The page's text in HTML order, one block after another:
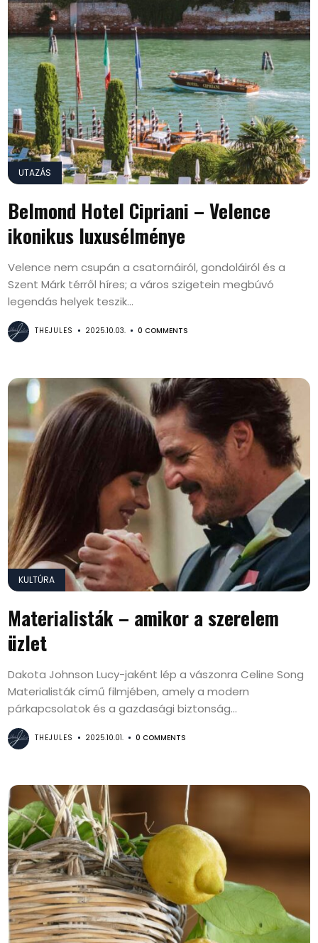
UTAZÁS
Belmond Hotel Cipriani – Velence
ikonikus luxusélménye
Velence nem csupán a csatornáiról, gondoláiról és a
Szent Márk térről híres; a város szigetein megbúvó
legendás helyek teszik...
THEJULES 2025.10.03. 0 COMMENTS
KULTÚRA
Materialisták – amikor a szerelem
üzlet
Dakota Johnson Lucy-jaként lép a vászonra Celine Song
Materialisták című filmjében, amely a modern
párkapcsolatok és a gazdasági biztonság...
THEJULES 2025.10.01. 0 COMMENTS